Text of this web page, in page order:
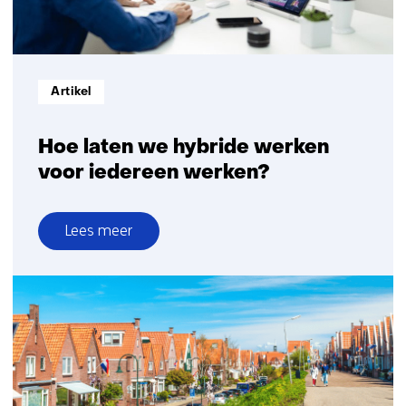
dankzij
sensortechnologie
Hoe laten we hybride werken
voor iedereen werken?
Informatietype:
Artikel
Lees meer
over
Hoe
laten
we
hybride
werken
voor